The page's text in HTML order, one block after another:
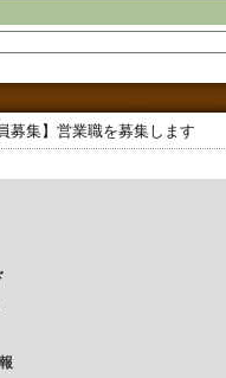
募集】営業職を募集します